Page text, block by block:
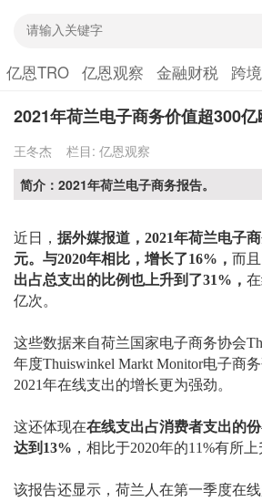
亿恩TRO 亿恩观察 金融财税 跨
2021年荷兰电子商务价值超300
王冬杰 栏目: 亿恩观察
简介：2021年荷兰电子商务报告。
近日， 据外媒报道， 2021年荷兰电子
元。与2020年相比，增长了16% ， 而且
出占总支出的比例也上升到了31% ，
亿次。
这些数据来自荷兰国家电子商务协会
年度Thuiswinkel Markt Monitor电子商
2021年在线支出的增长更为强劲。
这还体现在在线支出占消费者支出的份
达到13% ，相比于2020年的11%有所上
该报告还显示，荷兰人在第一季度在